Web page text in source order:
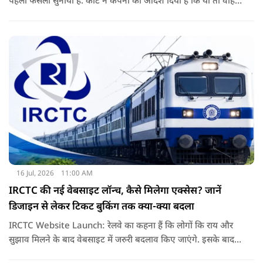
16 Jul, 2026 11:00 AM
IRCTC की नई वेबसाइट लॉन्च, कैसे मिलेगा एक्सेस? जानें
डिजाइन से लेकर टिकट बुकिंग तक क्या-क्या बदला
IRCTC Website Launch: रेलवे का कहना हैं कि लोगों कि राय और
सुझाव मिलने के बाद वेबसाइट में जरुरी बदलाव किए जाएंगे. इसके बाद